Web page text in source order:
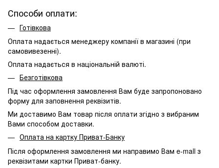
Способи оплати:
Готівкова
Оплата надається менеджеру компанії в магазині (при
самовивезенні).
Оплата надається в національній валюті.
Безготівкова
Під час оформлення замовлення Вам буде запропоновано
форму для заповнення реквізитів.
Ми доставимо Вам товар після оплати згідно з вибраним
Вами способом доставки.
Оплата на картку Приват-Банку
Після оформлення замовлення ми направимо Вам e-mall з
реквізитами картки Приват-банку.